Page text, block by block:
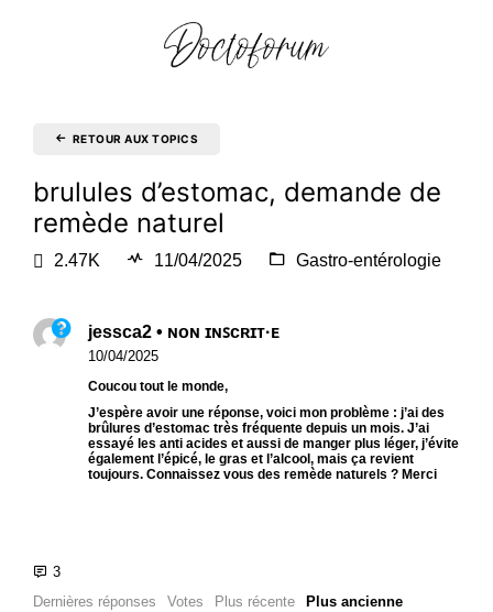
RETOUR AUX TOPICS
brulules d’estomac, demande de
remède naturel
2.47K 11/04/2025 Gastro-entérologie
jessca2 • ɴᴏɴ ɪɴꜱᴄʀɪᴛ·ᴇ
10/04/2025
Coucou tout le monde,
J’espère avoir une réponse, voici mon problème : j’ai des
brûlures d’estomac très fréquente depuis un mois. J’ai
essayé les anti acides et aussi de manger plus léger, j’évite
également l’épicé, le gras et l’alcool, mais ça revient
toujours. Connaissez vous des remède naturels ? Merci
Dernières réponses Votes Plus récente Plus ancienne